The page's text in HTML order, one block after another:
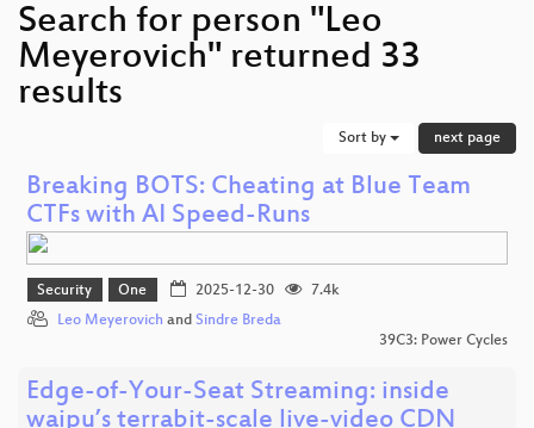
Search for person "Leo
Meyerovich" returned 33
results
Sort by next page
Breaking BOTS: Cheating at Blue Team
CTFs with AI Speed-Runs
Security One 2025-12-30
7.4k
Leo Meyerovich and Sindre Breda
39C3: Power Cycles
Edge-of-Your-Seat Streaming: inside
waipu’s terrabit-scale live-video CDN